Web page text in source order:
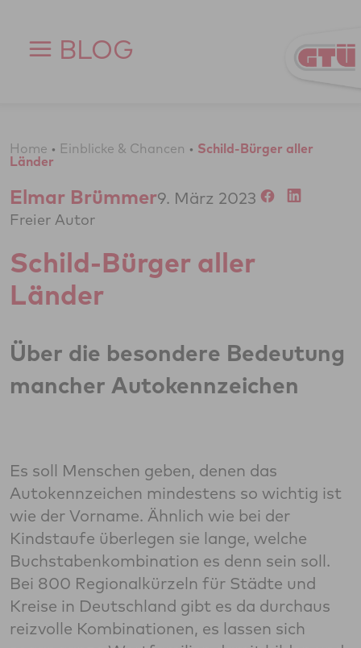
BLOG
Home • Einblicke & Chancen • Schild-Bürger aller
Länder
Elmar Brümmer
Freier Autor
9. März 2023
Schild-Bürger aller
Länder
Über die besondere Bedeutung
mancher Autokennzeichen
Es soll Menschen geben, denen das
Autokennzeichen mindestens so wichtig ist
wie der Vorname. Ähnlich wie bei der
Kindstaufe überlegen sie lange, welche
Buchstabenkombination es denn sein soll.
Bei 800 Regionalkürzeln für Städte und
Kreise in Deutschland gibt es da durchaus
reizvolle Kombinationen, es lassen sich